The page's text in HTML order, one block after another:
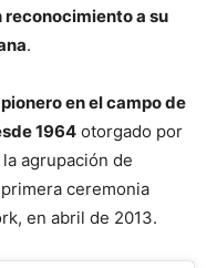
reconocimiento a su
.
en el campo de
1964 otorgado por
agrupación de
ceremonia
en abril de 2013.